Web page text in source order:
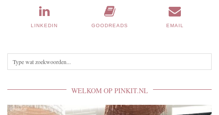
LINKEDIN GOODREADS EMAIL
WELKOM OP PINKIT.NL